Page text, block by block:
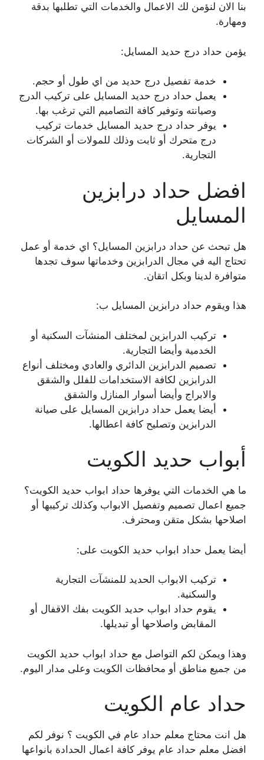
بنا الان لنؤمن لك الاعمال والخدمات التي تطلبها بدقة
ومهارة.
يؤمن حداد درج حديد المسايل:
خدمة تفصيل درج حديد من اي طول أو حجم.
يعمل حداد درج حديد المسايل على تركيب الدرج
وصيانته وتوفير كافة التصاميم التي ترغب بها.
يوفر حداد درج حديد المسايل خدمات تركيب
درج متحرك أو ثابت وذلك للمولات أو الشركات
التجارية.
افضل حداد درابزين
المسايل
هل تبحث عن حداد درابزين المسايل؟ اي خدمة أو عمل
تحتاج اليه في مجال الدرابزين وخدماتها سوف تجدها
متوافرة لدينا وبكل اتقان.
هذا ويقوم حداد درابزين المسايل ب:
تركيب الدرابزين لمختلف المنشآت السكنية أو
الخدمية وأيضا التجارية.
تصميم الدرابزين الدائري والعادي ومختلف أنواع
الدرابزين لكافة الاستخدامات للفلل والشقق
والابراج وأيضا أسوار المنازل والشقق
أيضا يعمل حداد درابزين المسايل على صيانة
الدرابزين وتصليح كافة اعطالها.
أبواب حديد الكويت
ما هي الخدمات التي يوفرها حداد ابواب حديد الكويت؟
جميع اعمال تصميم وتفصيل الابواب وكذلك تركيبها أو
اصلاحها بشكل متقن ومحترف.
أيضا يعمل حداد ابواب حديد الكويت على:
تركيب الابواب الحديد للمنشآت التجارية
والسكنية.
يقوم حداد ابواب حديد الكويت بفك الاقفال أو
المقابض واصلاحها أو تبديلها.
وهذا ويمكن لكم التواصل مع حداد ابواب حديد الكويت
من جميع مناطق أو محافظات الكويت وعلى مدار اليوم.
حداد عام الكويت
هل انت محتاج معلم حداد عام في الكويت ؟ نوفر لكم
افضل معلم حداد عام يوفر كافة اعمال الحدادة بانواعها